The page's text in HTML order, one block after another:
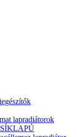
lapradiátorok
SÍKLAPÚ